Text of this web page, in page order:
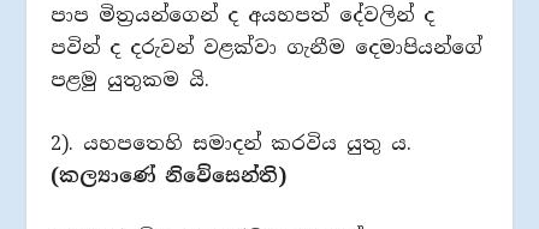
පාප මිත්‍රයන්ගෙන් ද අයහපත් දේවලින් ද
පවින් ද දරුවන් වළක්වා ගැනීම දෙමාපියන්ගේ
පළමු යුතුකම යි.
2). යහපතෙහි සමාදන් කරවිය යුතු ය.
(කල්‍යාණේ නිවේසෙන්ති)